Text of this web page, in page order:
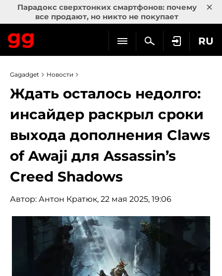
Парадокс сверхтонких смартфонов: почему
все продают, но никто не покупает
×
RU
Gagadget Новости
Ждать осталось недолго:
инсайдер раскрыл сроки
выхода дополнения Claws
of Awaji для Assassin’s
Creed Shadows
Автор: Антон Кратюк, 22 мая 2025, 19:06